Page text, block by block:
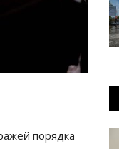
порядка